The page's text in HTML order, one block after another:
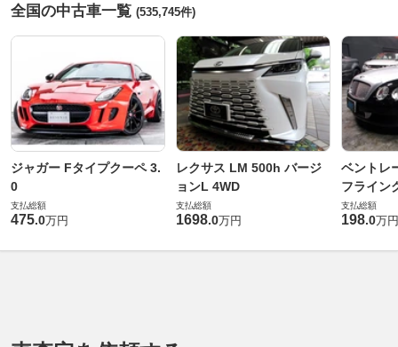
全国の中古車一覧 (535,745件)
ジャガー Fタイプクーペ 3.
0
支払総額
475.0万円
レクサス LM 500h バージ
ョンL 4WD
支払総額
1698.0万円
ベントレ
フライン
支払総額
198.0万円